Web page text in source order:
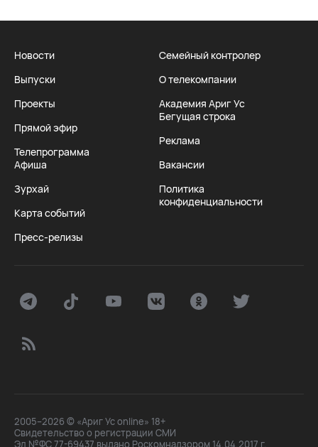
Новости
Выпуски
Проекты
Прямой эфир
Телепрограмма
Афиша
Зурхай
Карта событий
Пресс-релизы
Семейный контролер
О телекомпании
Академия Ариг Ус
Бегущая строка
Реклама
Вакансии
Политика
конфиденциальности
2005–2026 © «Ариг Ус online» 18+
Свидетельство о регистрации СМИ
Эл №ФС 77-69437 выдано Роскомнадзором 14.04.2017 г.